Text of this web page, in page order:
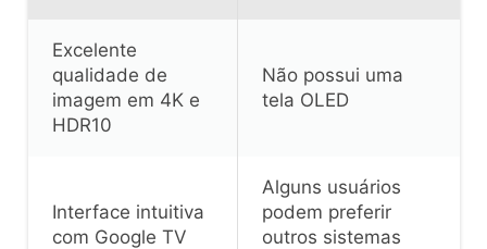
Excelente
qualidade de
imagem em 4K e
HDR10
Não possui uma
tela OLED
Interface intuitiva
com Google TV
Alguns usuários
podem preferir
outros sistemas